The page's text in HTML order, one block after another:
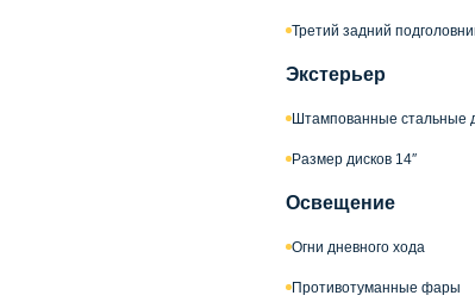
Третий задний
Экстерьер
Штампованные стальные
Размер дисков 14″
Освещение
Огни дневного хода
Противотуманные фары